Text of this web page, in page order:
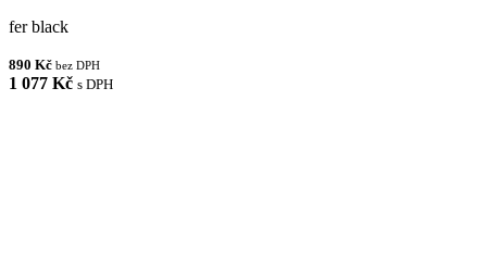
fer black
890 Kč bez DPH
1 077 Kč s DPH